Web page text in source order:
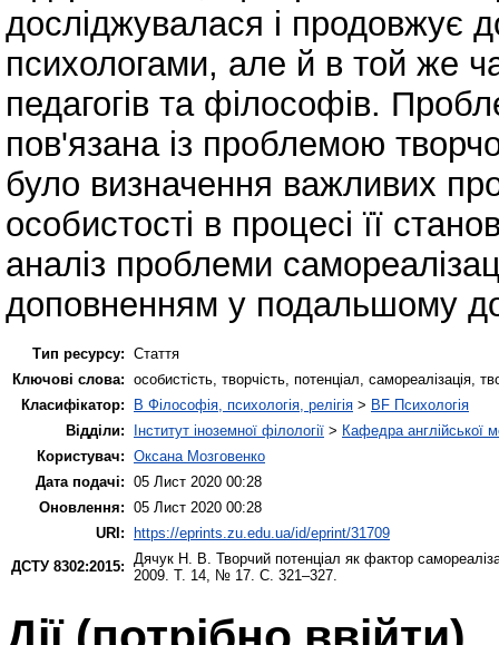
досліджувалася і продовжує
психологами, але й в той же
педагогів та філософів.
пов'язана із проблемою
було визначення важливих
особистості в процесі її
аналіз проблеми
доповненням у подальшому
Тип ресурсу: Стаття
Ключові слова: особистість, творчість, потенціал, самореалізація,
Класифікатор:
B Філософія, психологія, релігія > BF Психологія
Відділи:
Інститут іноземної філології > Кафедра англійської
Користувач: Оксана Мозговенко
Дата подачі: 05 Лист 2020 00:28
Оновлення: 05 Лист 2020 00:28
URI: https://eprints.zu.edu.ua/id/eprint/31709
ДСТУ 8302:2015:
Дячук Н. В. Творчий потенціал як фактор
2009. Т. 14, № 17. С. 321–327.